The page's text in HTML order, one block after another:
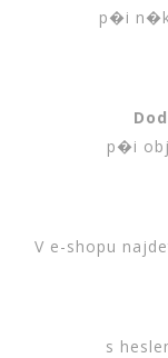
p�i
p�i
V e-shopu
s